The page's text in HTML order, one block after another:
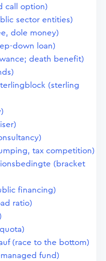
call option)
sector entities)
dole money)
down loan)
death benefit)
(sterling
tax competition)
(bracket
financing)
ratio)
(race to the bottom)
fund)